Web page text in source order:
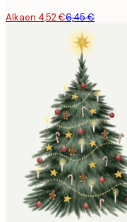
Alkaen 4,52 €6,45 €